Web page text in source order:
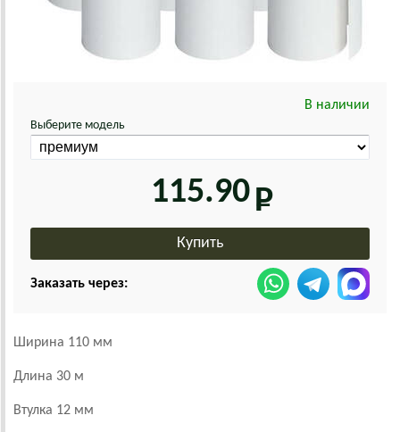
В наличии
Выберите модель
115.90
Заказать через:
Ширина 110 мм
Длина 30 м
Втулка 12 мм